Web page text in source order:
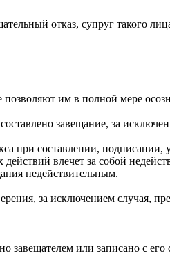
отказ, супруг такого
им в полной мере
завещание, за
при составлении,
влечет за собой
недействительным.
за исключением случая,
завещателем или записано с